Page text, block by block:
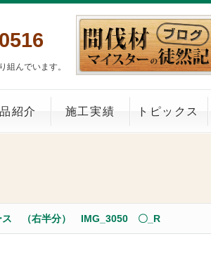
組んでいます。
紹介 施工実績 トピックス
（右半分） IMG_3050 〇_R